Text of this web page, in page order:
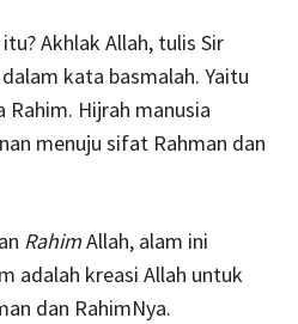
Akhlak Allah, tulis Sir
kata basmalah. Yaitu
Rahim. Hijrah manusia
menuju sifat Rahman dan
RahimAllah, alam ini
adalah kreasi Allah untuk
dan RahimNya.